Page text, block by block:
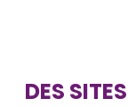
DES